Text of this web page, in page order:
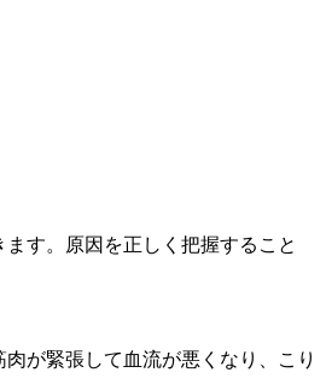
す。原因を正しく把握すること
が緊張して血流が悪くなり、こり